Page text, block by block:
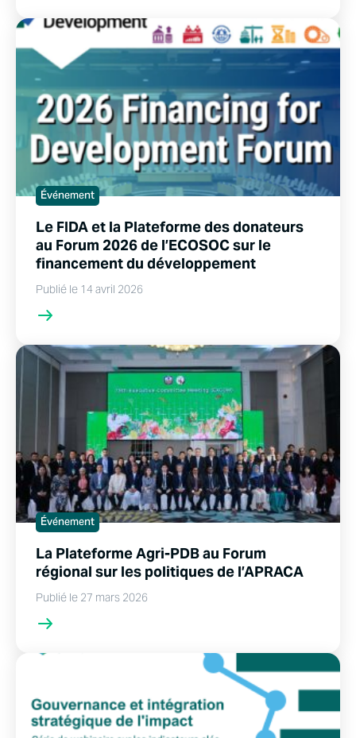
Événement
Le FIDA et la Plateforme des donateurs
au Forum 2026 de l’ECOSOC sur le
financement du développement
Publié le 14 avril 2026
Événement
La Plateforme Agri-PDB au Forum
régional sur les politiques de l’APRACA
Publié le 27 mars 2026